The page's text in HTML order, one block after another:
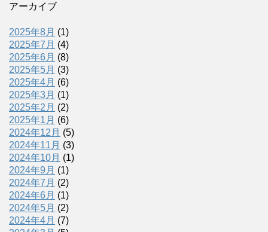
アーカイブ
2025年8月 (1)
2025年7月 (4)
2025年6月 (8)
2025年5月 (3)
2025年4月 (6)
2025年3月 (1)
2025年2月 (2)
2025年1月 (6)
2024年12月 (5)
2024年11月 (3)
2024年10月 (1)
2024年9月 (1)
2024年7月 (2)
2024年6月 (1)
2024年5月 (2)
2024年4月 (7)